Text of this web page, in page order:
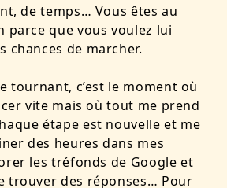
de temps… Vous êtes au
parce que vous voulez lui
chances de marcher.
tournant, c’est le moment où
vite mais où tout me prend
étape est nouvelle et me
des heures dans mes
les tréfonds de Google et
trouver des réponses… Pour